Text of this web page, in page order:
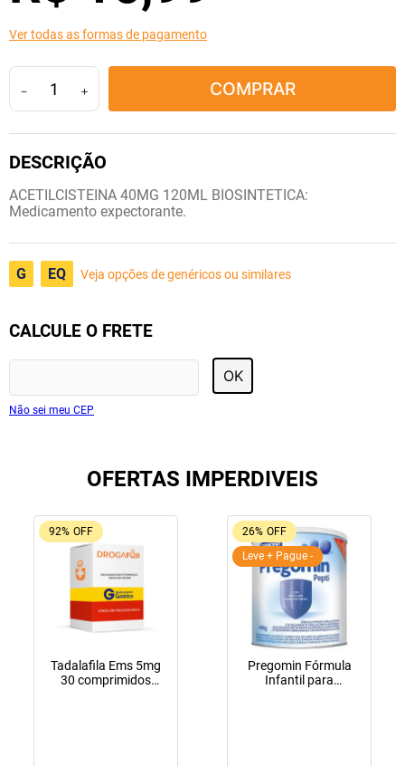
Ver todas as formas de pagamento
＋
－ COMPRAR
ACETILCISTEINA 40MG 120ML BIOSINTETICA:
Medicamento expectorante.
G EQ Veja opções de genéricos ou similares
CALCULE O FRETE
OK
Não sei meu CEP
OFERTAS IMPERDIVEIS
92% OFF
Tadalafila Ems 5mg
30 comprimidos
26% OFF
Leve + Pague -
Pregomin Fórmula
Infantil para